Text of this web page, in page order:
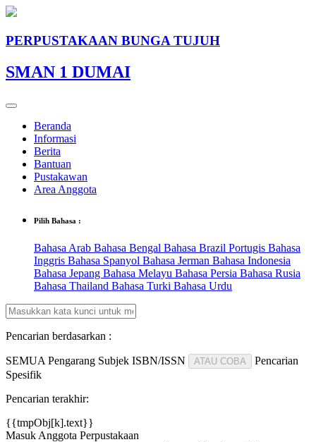
PERPUSTAKAAN BUNGA TUJUH
SMAN 1 DUMAI
Beranda
Informasi
Berita
Bantuan
Pustakawan
Area Anggota
Pilih Bahasa :
Bahasa Arab Bahasa Bengal Bahasa Brazil Portugis Bahasa
Inggris Bahasa Spanyol Bahasa Jerman Bahasa Indonesia
Bahasa Jepang Bahasa Melayu Bahasa Persia Bahasa Rusia
Bahasa Thailand Bahasa Turki Bahasa Urdu
Pencarian berdasarkan :
SEMUA Pengarang Subjek ISBN/ISSN ATAU COBA
Pencarian
Spesifik
Pencarian terakhir:
{{tmpObj[k].text}}
Masuk Anggota Perpustakaan